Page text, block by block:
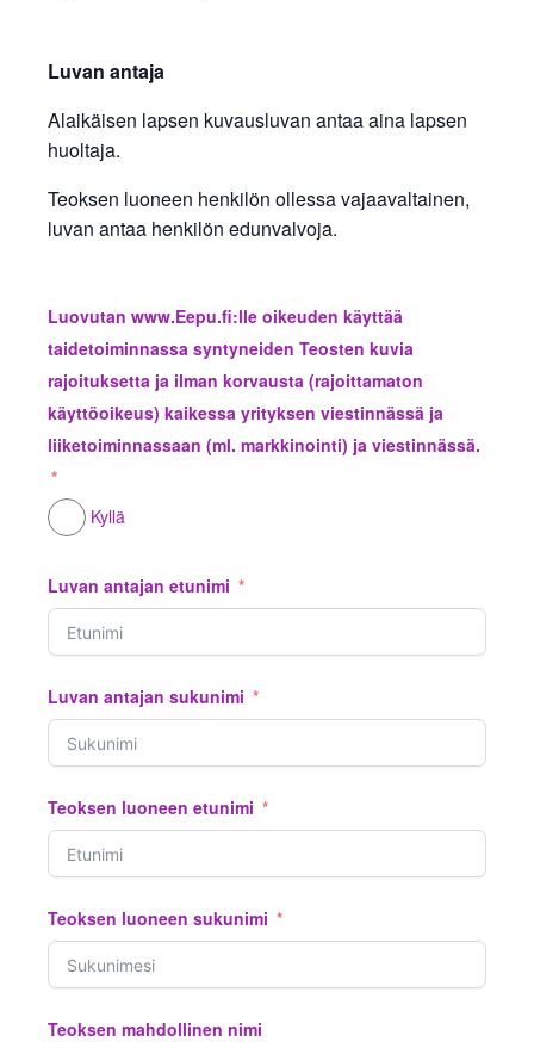
Luvan antaja
Alaikäisen lapsen kuvausluvan antaa aina lapsen
huoltaja.
Teoksen luoneen henkilön ollessa vajaavaltainen,
luvan antaa henkilön edunvalvoja.
Luovutan www.Eepu.fi:lle oikeuden käyttää
taidetoiminnassa syntyneiden Teosten kuvia
rajoituksetta ja ilman korvausta (rajoittamaton
käyttöoikeus) kaikessa yrityksen viestinnässä ja
liiketoiminnassaan (ml. markkinointi) ja viestinnässä.
Kyllä
Luvan antajan etunimi
Luvan antajan sukunimi
Teoksen luoneen etunimi
Teoksen luoneen sukunimi
Teoksen mahdollinen nimi